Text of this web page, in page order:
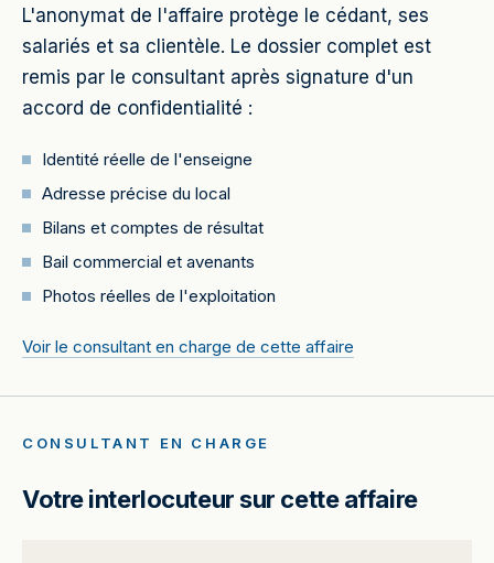
L'anonymat de l'affaire protège le cédant, ses
salariés et sa clientèle. Le dossier complet est
remis par le consultant après signature d'un
accord de confidentialité :
Identité réelle de l'enseigne
Adresse précise du local
Bilans et comptes de résultat
Bail commercial et avenants
Photos réelles de l'exploitation
Voir le consultant en charge de cette affaire
CONSULTANT EN CHARGE
Votre interlocuteur sur cette affaire